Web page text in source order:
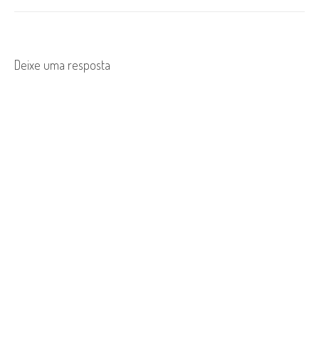
n
Deixe uma resposta